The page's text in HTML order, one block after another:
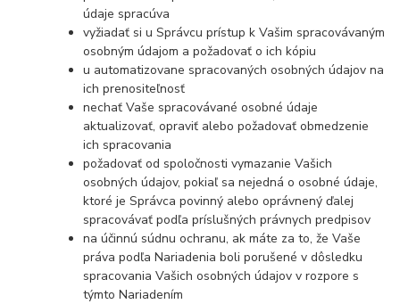
údaje spracúva
vyžiadať si u Správcu prístup k Vašim spracovávaným
osobným údajom a požadovať o ich kópiu
u automatizovane spracovaných osobných údajov na
ich prenositeľnosť
nechať Vaše spracovávané osobné údaje
aktualizovať, opraviť alebo požadovať obmedzenie
ich spracovania
požadovať od spoločnosti vymazanie Vašich
osobných údajov, pokiaľ sa nejedná o osobné údaje,
ktoré je Správca povinný alebo oprávnený ďalej
spracovávať podľa príslušných právnych predpisov
na účinnú súdnu ochranu, ak máte za to, že Vaše
práva podľa Nariadenia boli porušené v dôsledku
spracovania Vašich osobných údajov v rozpore s
týmto Nariadením